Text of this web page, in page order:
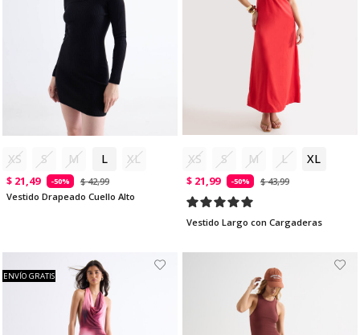
XS S M L XL
$ 21,49 -50%
$ 42,99
Vestido Drapeado Cuello Alto
XS S M L XL
$ 21,99 -50% $ 43,99
Vestido Largo con Cargaderas
ENVÍO GRATIS